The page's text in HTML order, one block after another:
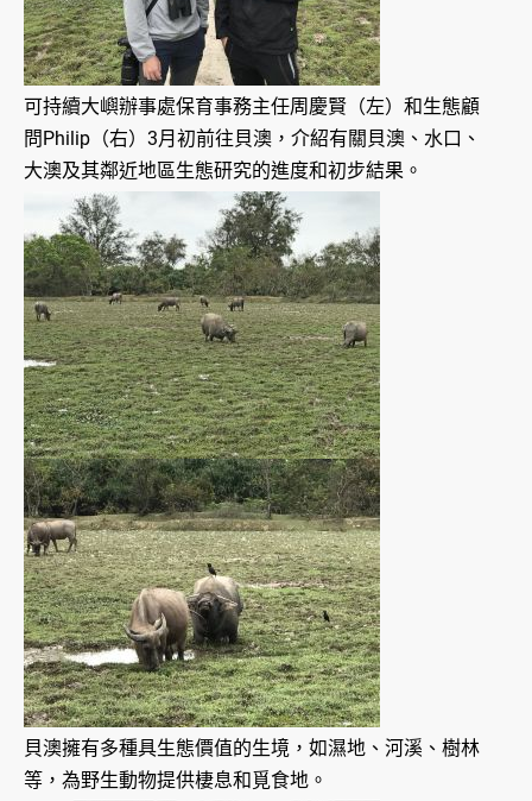
可持續大嶼辦事處保育事務主任周慶賢（左）和生態顧
問Philip（右）3月初前往貝澳，介紹有關貝澳、水口、
大澳及其鄰近地區生態研究的進度和初步結果。
貝澳擁有多種具生態價值的生境，如濕地、河溪、樹林
等，為野生動物提供棲息和覓食地。